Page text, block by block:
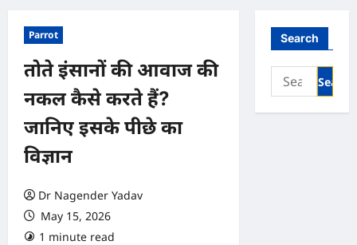
Parrot
तोते इंसानों की आवाज की
नकल कैसे करते हैं?
जानिए इसके पीछे का
विज्ञान
Dr Nagender Yadav
May 15, 2026
1 minute read
Search
Search
for: